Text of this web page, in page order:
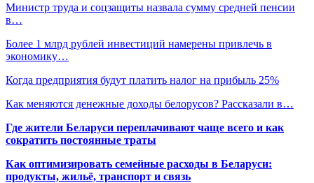
Министр труда и соцзащиты назвала сумму средней пенсии
в…
Более 1 млрд рублей инвестиций намерены привлечь в
экономику…
Когда предприятия будут платить налог на прибыль 25%
Как меняются денежные доходы белорусов? Рассказали в…
Где жители Беларуси переплачивают чаще всего и как
сократить постоянные траты
Как оптимизировать семейные расходы в Беларуси:
продукты, жильё, транспорт и связь